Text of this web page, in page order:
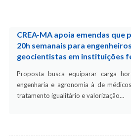
CREA-MA apoia emendas que
20h semanais para
geocientistas em instituições
Proposta busca equiparar carga
engenharia e agronomia à de
tratamento igualitário e valorização…